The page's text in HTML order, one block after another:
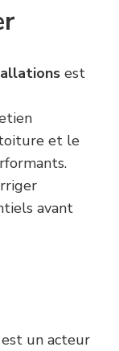
est
toiture et le
avant
un acteur